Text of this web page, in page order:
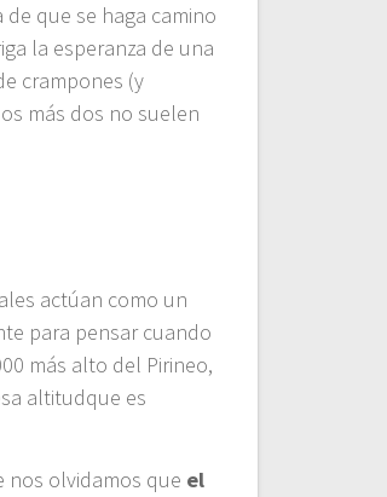
que se haga camino
la esperanza de una
crampones (y
más dos no suelen
actúan como un
para pensar cuando
más alto del Pirineo,
altitudque es
nos olvidamos que el